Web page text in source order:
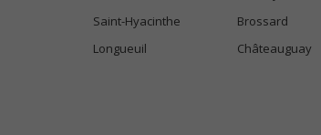
Saint-Hyacinthe
Brossard
Longueuil
Châteauguay